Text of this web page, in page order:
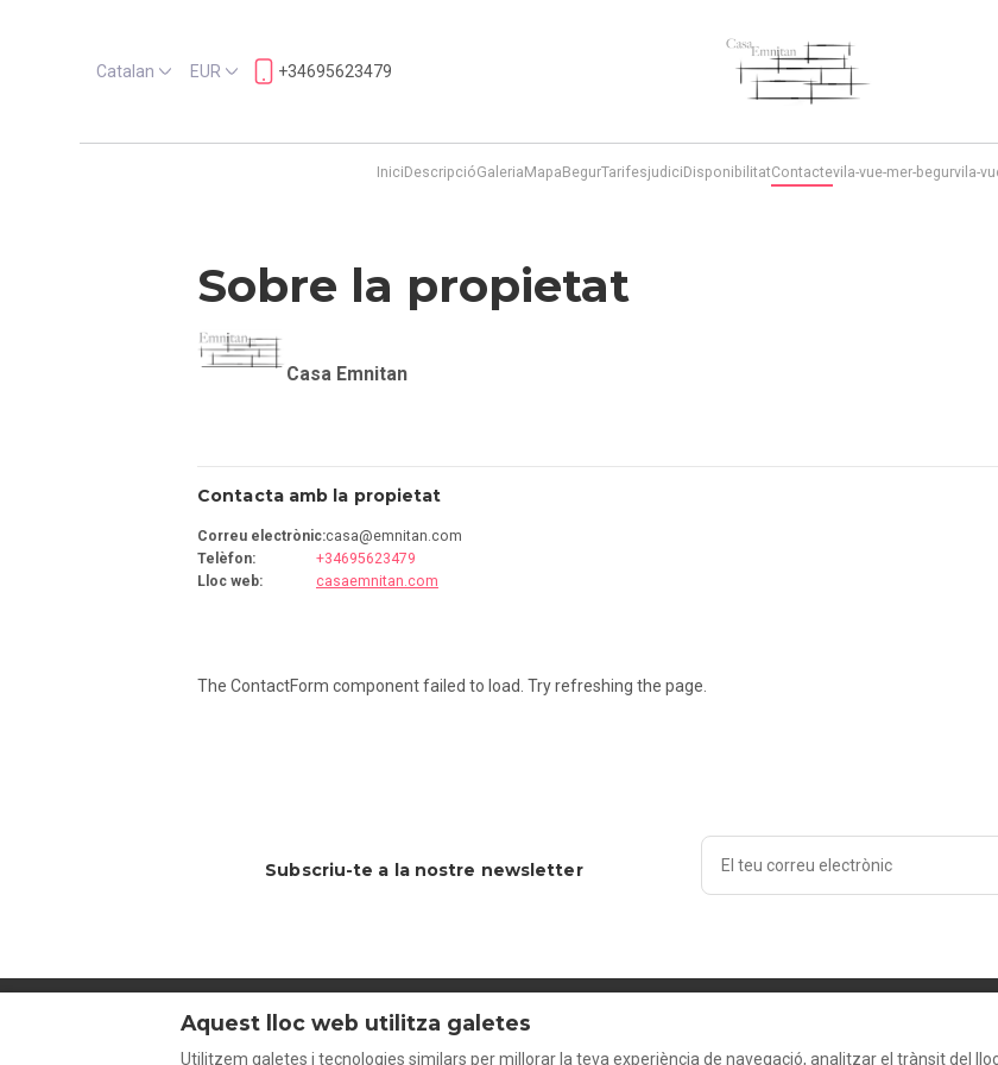
Catalan EUR +34695623479
Inici DescripcióGaleria Mapa BegurTarifesjudici DisponibilitatContactevila-vue-mer-begurvila-
Sobre la propietat
Casa Emnitan
Contacta amb la propietat
Correu electrònic:casa@emnitan.com
Telèfon:
+34695623479
Lloc web: casaemnitan.com
The ContactForm component failed to load. Try refreshing the page.
Subscriu-te a la nostre newsletter
Catalan EUR +34695623479
Aquest lloc web utilitza galetes
Utilitzem galetes i tecnologies similars per millorar la teva experiència de navegació, analitzar el trànsit del